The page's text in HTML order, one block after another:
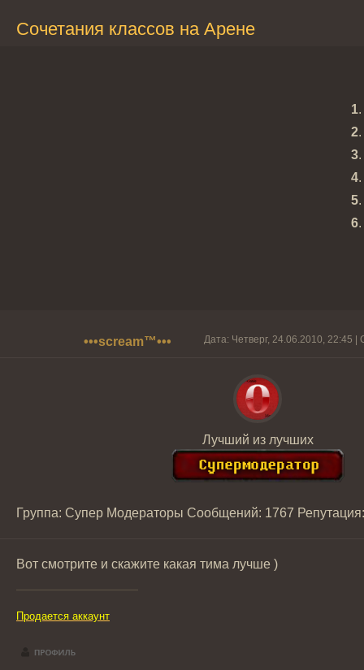
Сочетания классов на Арене
1.
2.
3.
4.
5.
6.
•••scream™••• Дата: Четверг, 24.06.2010, 22:45
Лучший из лучших
Группа: Супер Модераторы Сообщений: 1767
Вот смотрите и скажите какая тима лучше )
Продается аккаунт